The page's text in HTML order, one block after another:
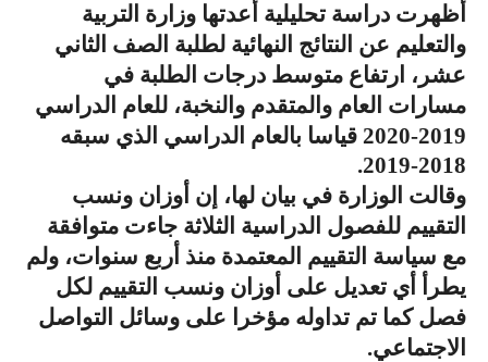
أظهرت دراسة تحليلية أعدتها وزارة التربية
والتعليم عن النتائج النهائية لطلبة الصف الثاني
عشر، ارتفاع متوسط درجات الطلبة في
مسارات العام والمتقدم والنخبة، للعام الدراسي
2019-2020 قياسا بالعام الدراسي الذي سبقه
2018-2019.
وقالت الوزارة في بيان لها، إن أوزان ونسب
التقييم للفصول الدراسية الثلاثة جاءت متوافقة
مع سياسة التقييم المعتمدة منذ أربع سنوات، ولم
يطرأ أي تعديل على أوزان ونسب التقييم لكل
فصل كما تم تداوله مؤخرا على وسائل التواصل
الاجتماعي.